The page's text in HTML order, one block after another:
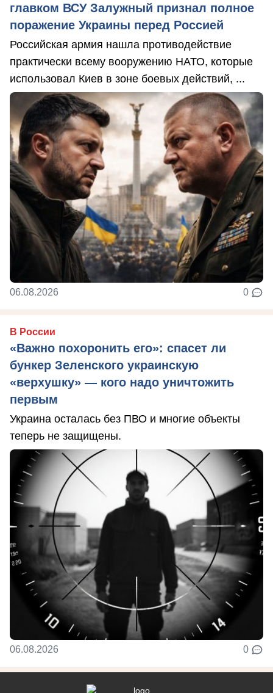
главком ВСУ Залужный признал полное
поражение Украины перед Россией
Российская армия нашла противодействие
практически всему вооружению НАТО, которые
использовал Киев в зоне боевых действий, ...
06.08.2026 0
В России
«Важно похоронить его»: спасет ли
бункер Зеленского украинскую
«верхушку» — кого надо уничтожить
первым
Украина осталась без ПВО и многие объекты
теперь не защищены.
06.08.2026 0